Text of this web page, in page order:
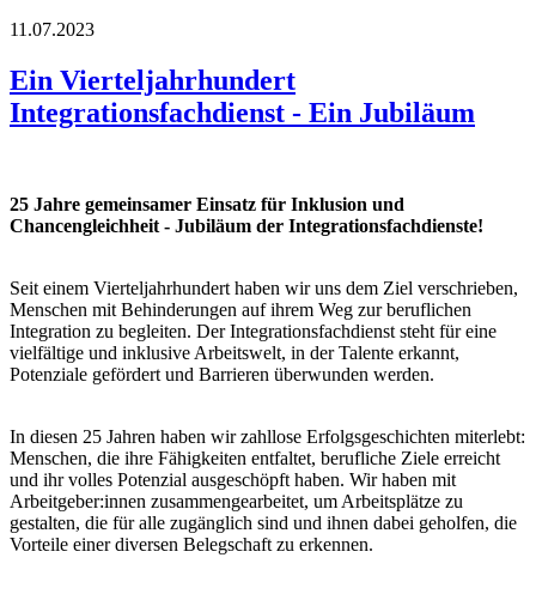
11.07.2023
Ein Vierteljahrhundert
Integrationsfachdienst - Ein Jubiläum
25 Jahre gemeinsamer Einsatz für Inklusion und
Chancengleichheit - Jubiläum der Integrationsfachdienste!
Seit einem Vierteljahrhundert haben wir uns dem Ziel verschrieben,
Menschen mit Behinderungen auf ihrem Weg zur beruflichen
Integration zu begleiten. Der Integrationsfachdienst steht für eine
vielfältige und inklusive Arbeitswelt, in der Talente erkannt,
Potenziale gefördert und Barrieren überwunden werden.
In diesen 25 Jahren haben wir zahllose Erfolgsgeschichten miterlebt:
Menschen, die ihre Fähigkeiten entfaltet, berufliche Ziele erreicht
und ihr volles Potenzial ausgeschöpft haben. Wir haben mit
Arbeitgeber:innen zusammengearbeitet, um Arbeitsplätze zu
gestalten, die für alle zugänglich sind und ihnen dabei geholfen, die
Vorteile einer diversen Belegschaft zu erkennen.